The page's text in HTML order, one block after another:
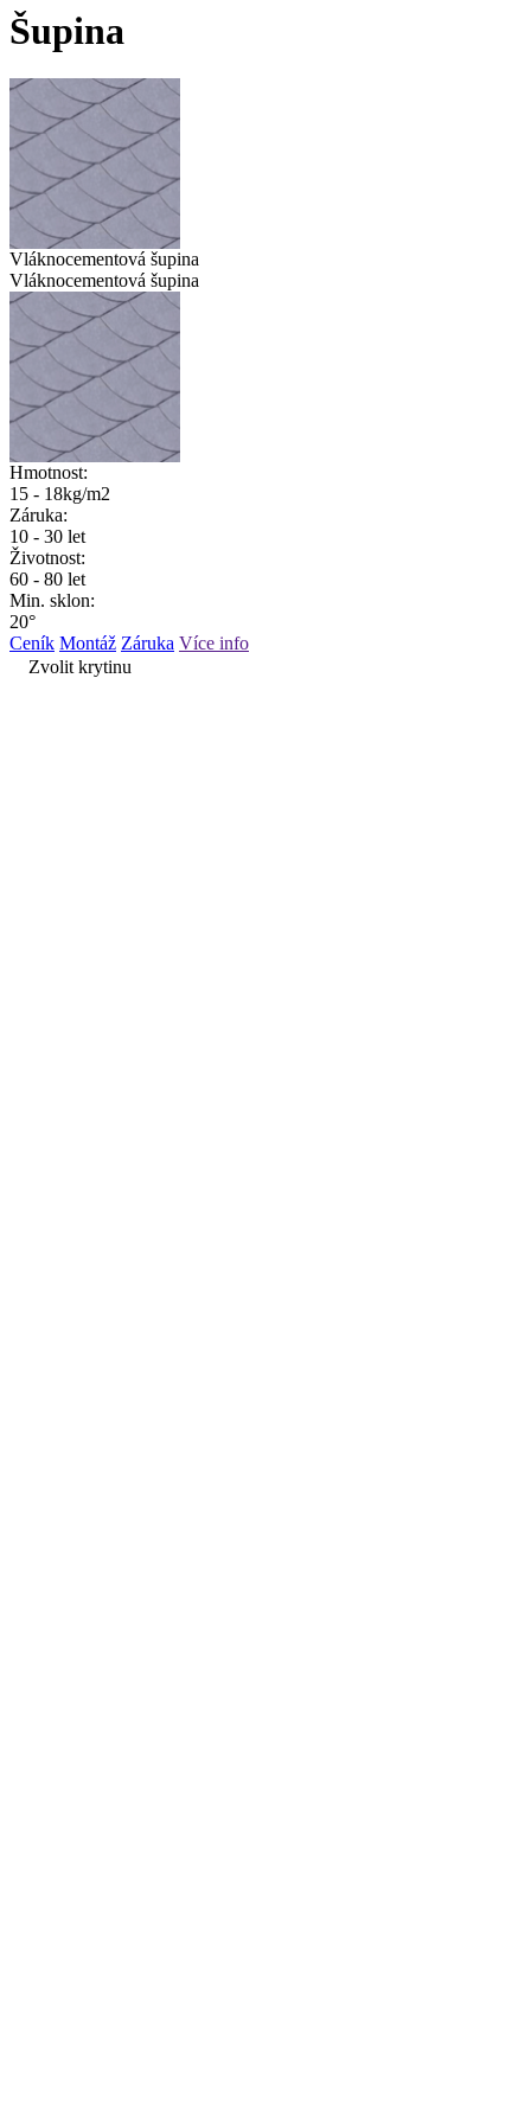
Šupina
Vláknocementová šupina
Vláknocementová šupina
Hmotnost:
15 - 18kg/m2
Záruka:
10 - 30 let
Životnost:
60 - 80 let
Min. sklon:
20°
Ceník Montáž Záruka Více info
Zvolit krytinu